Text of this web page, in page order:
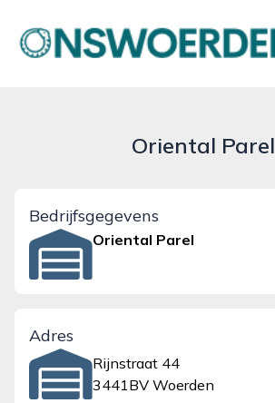
onswoerden.nl
Oriental Parel
Bedrijfsgegevens
Oriental Parel
Adres
Rijnstraat 44
3441BV Woerden